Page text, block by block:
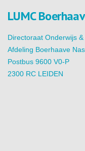
LUMC
Directoraat Onderwijs
Afdeling Boerhaave
Postbus 9600 V0-P
2300 RC LEIDEN